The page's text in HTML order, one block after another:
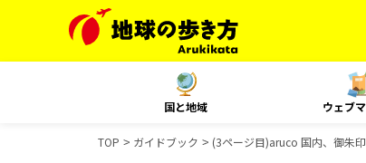
国と地域 ウェブ
TOP ガイドブック (3ページ目)aruco 国内、御朱